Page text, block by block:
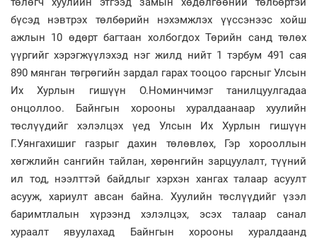
бүсэд нэвтрэх төлбөрийн нэхэмжлэх үүссэнээс хойш
ажлын 10 өдөрт багтаан холбогдох Төрийн санд төлөх
үүргийг хэрэгжүүлэхэд нэг жилд нийт 1 тэрбум 491 сая
890 мянган төгрөгийн зардал гарах тооцоо гарсныг Улсын
Их Хурлын гишүүн О.Номинчимэг танилцуулгадаа
онцоллоо. Байнгын хорооны хуралдаанаар хуулийн
төслүүдийг хэлэлцэх үед Улсын Их Хурлын гишүүн
Г.Уянгахишиг газрыг дахин төлөвлөх, Гэр хорооллын
хөгжлийн сангийн тайлан, хөрөнгийн зарцуулалт, түүний
ил тод, нээлттэй байдлыг хэрхэн хангах талаар асуулт
асууж, хариулт авсан байна. Хуулийн төслүүдийг үзэл
баримтлалын хүрээнд хэлэлцэх, эсэх талаар санал
хураалт явуулахад Байнгын хорооны хуралдаанд